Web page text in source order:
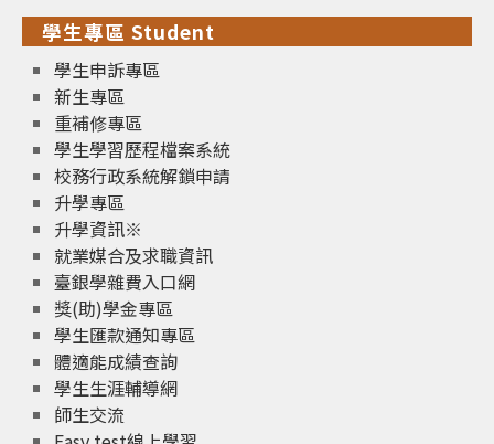
學生專區 Student
學生申訴專區
新生專區
重補修專區
學生學習歷程檔案系統
校務行政系統解鎖申請
升學專區
升學資訊※
就業媒合及求職資訊
臺銀學雜費入口網
獎(助)學金專區
學生匯款通知專區
體適能成績查詢
學生生涯輔導網
師生交流